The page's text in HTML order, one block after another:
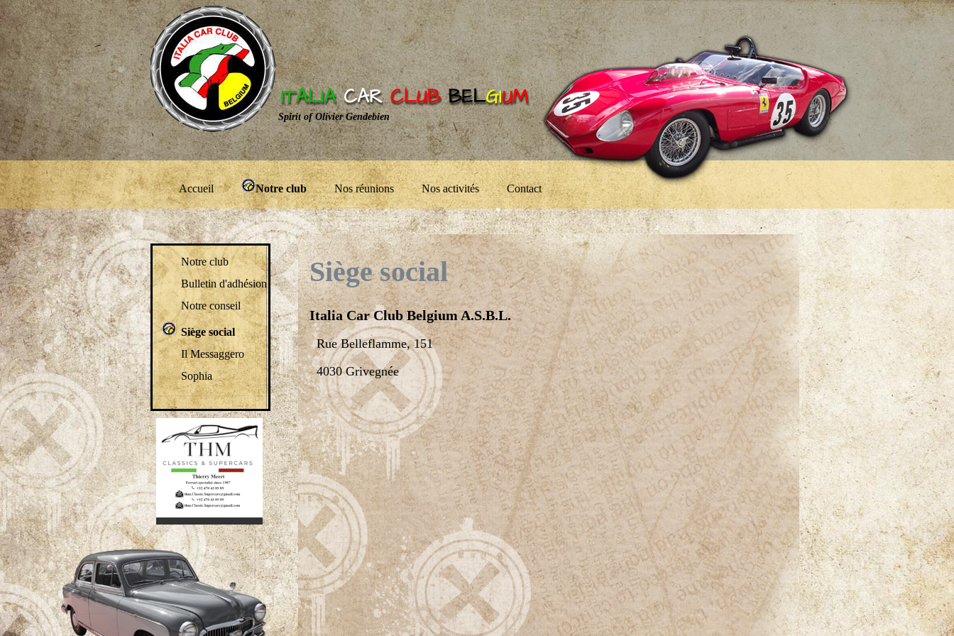
Spirit of Olivier Gendebien
Accueil Notre club Nos réunions Nos activités Contact
Notre club
Bulletin d'adhésion
Notre conseil
Siège social
Il Messaggero
Sophia
Siège social
Italia Car Club Belgium A.S.B.L.
Rue Belleflamme, 151
4030 Grivegnée